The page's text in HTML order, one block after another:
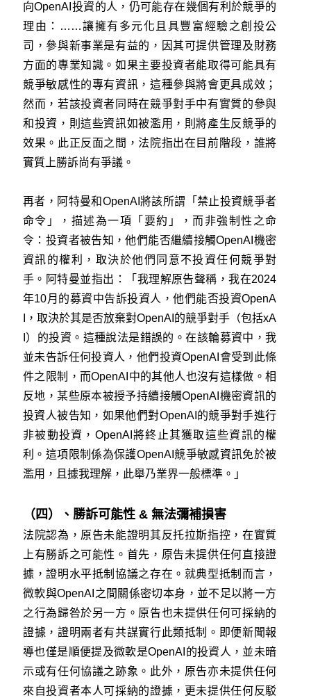
向OpenAI投資的人，仍可能存在幾個有利於競爭的
理由：……讓擁有多元化且具豐富經驗之創投公
司，參與新事業是有益的，因其可提供管理及財務
方面的專業知識。如果主要投資者能取得可能具有
競爭敏感性的專有資訊，這種參與將會更具成效；
然而，若該投資者同時在競爭對手中有實質的參與
和投資，則這些資訊如被濫用，則將產生反競爭的
效果。此正反面之間，法院指出在目前階段，誰將
實質上勝訴尚有爭議。
再者，阿特曼和OpenAI將該所謂「禁止投資競爭者
命令」，描述為一項「要約」，而非強制性之命
令：投資者被告知，他們能否繼續接觸OpenAI機密
資訊的權利，取決於他們同意不投資任何競爭對
手。阿特曼並指出：「我理解原告聲稱，我在2024
年10月的募資中告訴投資人，他們能否投資OpenA
I，取決於其是否放棄對OpenAI的競爭對手（包括xA
I）的投資。這種說法是錯誤的。在該輪募資中，我
並未告訴任何投資人，他們投資OpenAI會受到此條
件之限制，而OpenAI中的其他人也沒有這樣做。相
反地，某些原本被授予持續接觸OpenAI機密資訊的
投資人被告知，如果他們對OpenAI的競爭對手進行
非被動投資，OpenAI將終止其獲取這些資訊的權
利。這項限制係為保護OpenAI競爭敏感資訊免於被
濫用，且據我理解，此舉乃業界一般標準。」
（四）、勝訴可能性 & 無法彌補損害
法院認為，原告未能證明其反托拉斯指控，在實質
上有勝訴之可能性。首先，原告未提供任何直接證
據，證明水平抵制協議之存在。就典型抵制而言，
微軟與OpenAI之間關係密切本身，並不足以將一方
之行為歸咎於另一方。原告也未提供任何可採納的
證據，證明兩者有共謀實行此類抵制。即便新聞報
導也僅是順便提及微軟是OpenAI的投資人，並未暗
示或有任何協議之跡象。此外，原告亦未提供任何
來自投資者本人可採納的證據，更未提供任何反駁